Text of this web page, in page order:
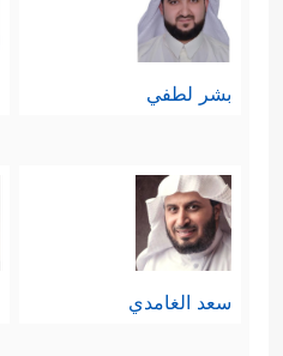
بشر لطفي
سعد الغامدي